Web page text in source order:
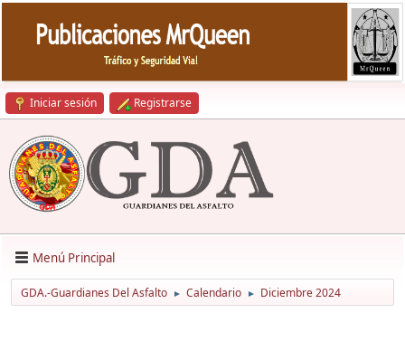
Iniciar sesión Registrarse
Menú Principal
GDA.-Guardianes Del Asfalto ► Calendario ► Diciembre 2024